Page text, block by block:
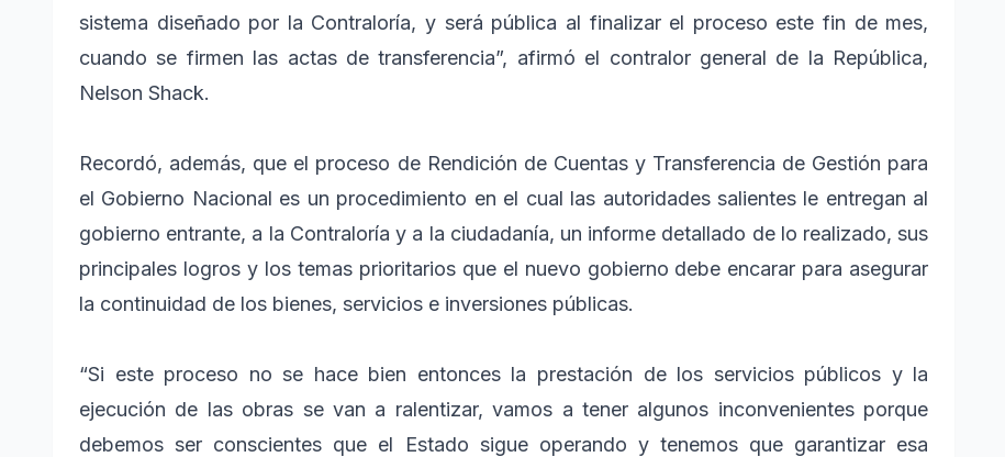
sistema diseñado por la Contraloría, y será pública al finalizar el proceso este fin de mes,
cuando se firmen las actas de transferencia”, afirmó el contralor general de la República,
Nelson Shack.
Recordó, además, que el proceso de Rendición de Cuentas y Transferencia de Gestión para
el Gobierno Nacional es un procedimiento en el cual las autoridades salientes le entregan al
gobierno entrante, a la Contraloría y a la ciudadanía, un informe detallado de lo realizado, sus
principales logros y los temas prioritarios que el nuevo gobierno debe encarar para asegurar
la continuidad de los bienes, servicios e inversiones públicas.
“Si este proceso no se hace bien entonces la prestación de los servicios públicos y la
ejecución de las obras se van a ralentizar, vamos a tener algunos inconvenientes porque
debemos ser conscientes que el Estado sigue operando y tenemos que garantizar esa